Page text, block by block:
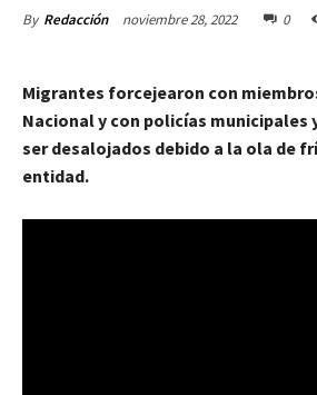
By Redacción noviembre 28, 2022 0
Migrantes forcejearon con
Nacional y con policías municipales
ser desalojados debido a la ola de
entidad.